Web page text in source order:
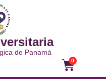
de Panamá
0
Carrito